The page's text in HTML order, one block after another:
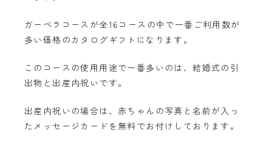
ガーベラコースが全16コースの中で一番ご利用数が
多い価格のカタログギフトになります。
このコースの使用用途で一番多いのは、結婚式の引
出物と出産内祝いです。
出産内祝いの場合は、赤ちゃんの写真と名前が入っ
たメッセージカードを無料でお付けしております。